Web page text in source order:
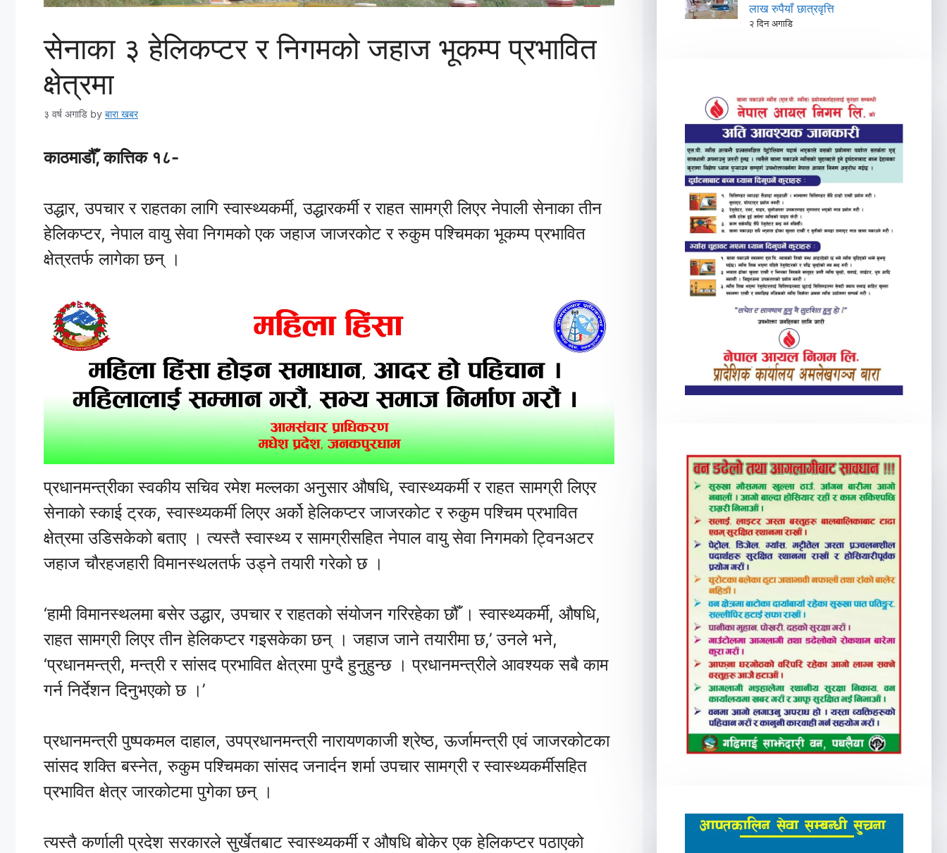
सेनाका ३ हेलिकप्टर र निगमको जहाज भूकम्प प्रभावित
क्षेत्रमा
३ वर्ष अगाडि by बारा खबर
काठमाडौँ, कात्तिक १८-
उद्धार, उपचार र राहतका लागि स्वास्थ्यकर्मी, उद्धारकर्मी र राहत सामग्री लिएर नेपाली सेनाका तीन
हेलिकप्टर, नेपाल वायु सेवा निगमको एक जहाज जाजरकोट र रुकुम पश्चिमका भूकम्प प्रभावित
क्षेत्रतर्फ लागेका छन् ।
प्रधानमन्त्रीका स्वकीय सचिव रमेश मल्लका अनुसार औषधि, स्वास्थ्यकर्मी र राहत सामग्री लिएर
सेनाको स्काई ट्रक, स्वास्थ्यकर्मी लिएर अर्को हेलिकप्टर जाजरकोट र रुकुम पश्चिम प्रभावित
क्षेत्रमा उडिसकेको बताए । त्यस्तै स्वास्थ्य र सामग्रीसहित नेपाल वायु सेवा निगमको ट्विनअटर
जहाज चौरहजहारी विमानस्थलतर्फ उड्ने तयारी गरेको छ ।
‘हामी विमानस्थलमा बसेर उद्धार, उपचार र राहतको संयोजन गरिरहेका छौँ । स्वास्थ्यकर्मी, औषधि,
राहत सामग्री लिएर तीन हेलिकप्टर गइसकेका छन् । जहाज जाने तयारीमा छ,’ उनले भने,
‘प्रधानमन्त्री, मन्त्री र सांसद प्रभावित क्षेत्रमा पुग्दै हुनुहुन्छ । प्रधानमन्त्रीले आवश्यक सबै काम
गर्न निर्देशन दिनुभएको छ ।’
प्रधानमन्त्री पुष्पकमल दाहाल, उपप्रधानमन्त्री नारायणकाजी श्रेष्ठ, ऊर्जामन्त्री एवं जाजरकोटका
सांसद शक्ति बस्नेत, रुकुम पश्चिमका सांसद जनार्दन शर्मा उपचार सामग्री र स्वास्थ्यकर्मीसहित
प्रभावित क्षेत्र जारकोटमा पुगेका छन् ।
त्यस्तै कर्णाली प्रदेश सरकारले सुर्खेतबाट स्वास्थ्यकर्मी र औषधि बोकेर एक हेलिकप्टर पठाएको
लाख रुपैयाँ छात्रवृत्ति
२ दिन अगाडि